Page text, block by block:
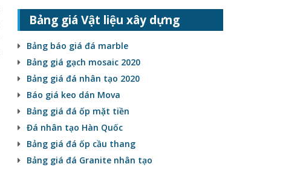
Bảng giá Vật liệu xây dựng
Bảng báo giá đá marble
Bảng giá gạch mosaic 2020
Bảng giá đá nhân tạo 2020
Báo giá keo dán Mova
Bảng giá đá ốp mặt tiền
Đá nhân tạo Hàn Quốc
Bảng giá đá ốp cầu thang
Bảng giá đá Granite nhân tạo